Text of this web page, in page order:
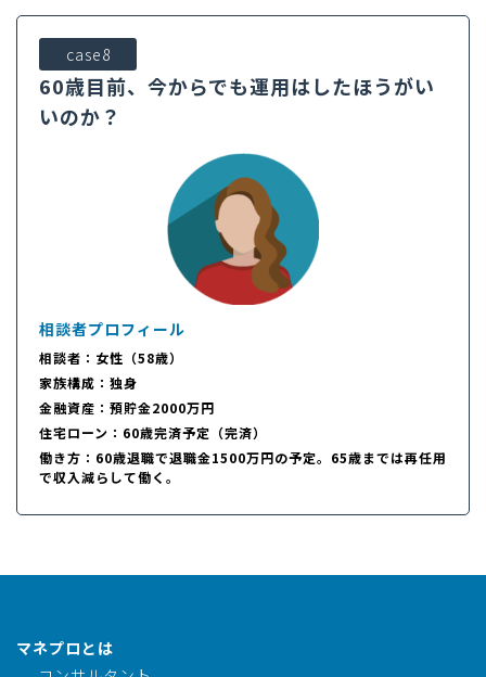
60歳目前、今からでも運用はしたほうがい
いのか？
case8
相談者プロフィール
相談者：女性（58歳）
家族構成：独身
金融資産：預貯金2000万円
住宅ローン：60歳完済予定（完済）
働き方：60歳退職で退職金1500万円の予定。65歳までは再任用
で収入減らして働く。
マネプロとは